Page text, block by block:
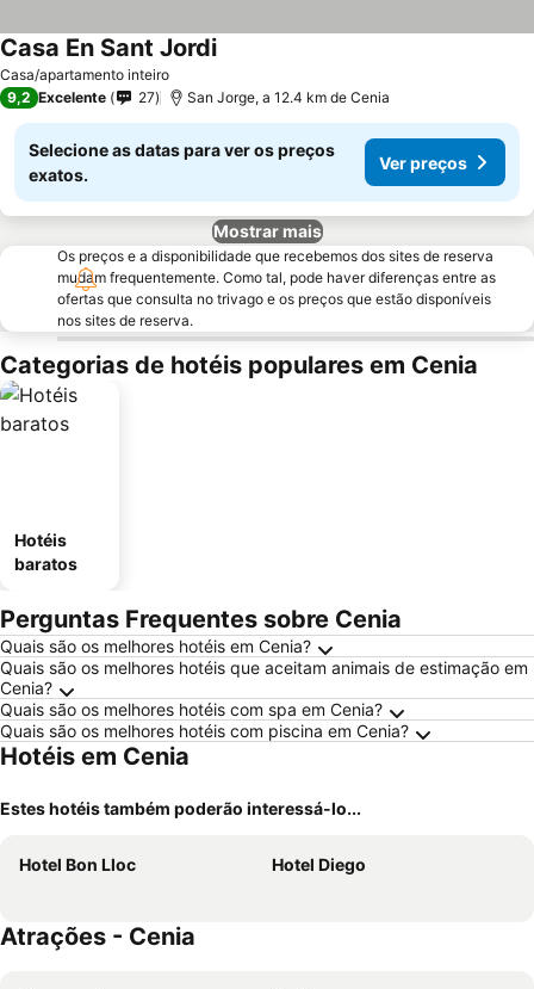
Casa/apartamento inteiro
Casa En Sant Jordi
9,2 Excelente 27 San Jorge, a 12.4 km de Cenia
Selecione as datas para ver os preços
exatos.
Ver preços
Mostrar mais
Os preços e a disponibilidade que recebemos dos sites de reserva
mudam frequentemente. Como tal, pode haver diferenças entre as
ofertas que consulta no trivago e os preços que estão disponíveis
nos sites de reserva.
Categorias de hotéis populares em Cenia
Hotéis
baratos
Perguntas Frequentes sobre Cenia
Quais são os melhores hotéis em Cenia?
Quais são os melhores hotéis que aceitam animais de estimação em
Cenia?
Quais são os melhores hotéis com spa em Cenia?
Quais são os melhores hotéis com piscina em Cenia?
Hotéis em Cenia
Estes hotéis também poderão interessá-lo...
Hotel Bon Lloc Hotel Diego
Atrações - Cenia